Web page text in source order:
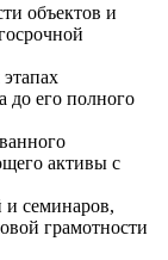
объектов и
до его полного
активы с
семинаров,
грамотности